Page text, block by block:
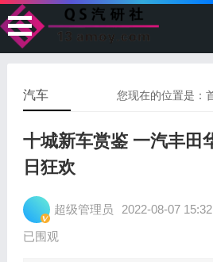
您现在的位置是：
汽车
十城新车赏鉴 一汽丰田
日狂欢
超级管理员 2022-08-07
已围观